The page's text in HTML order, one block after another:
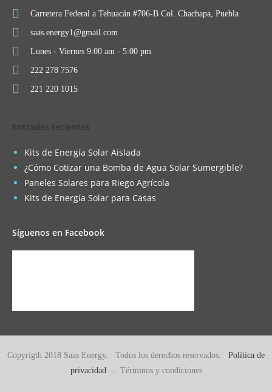
Carretera Federal a Tehuacán #706-B Col. Chachapa, Puebla
saas.energy1@gmail.com
Lunes - Viernes 9:00 am - 5:00 pm
222 278 7576
221 220 1015
Entradas recientes
Kits de Energía Solar Aislada
¿Cómo Cotizar una Bomba de Agua Solar Sumergible?
Paneles Solares para Riego Agrícola
Kits de Energía Solar para Casas
Síguenos en Facebook
Copyrigth 2018 Saas Energy. Todos los derechos reservados. Política de
privacidad – Términos y condiciones